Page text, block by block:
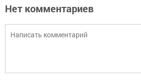
Нет комментариев